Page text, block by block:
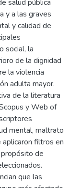
salud pública
y a las graves
y calidad de
social, la
de la dignidad
la violencia
adulta mayor.
de la literatura
y Web of
mental, maltrato
filtros en
de
que las